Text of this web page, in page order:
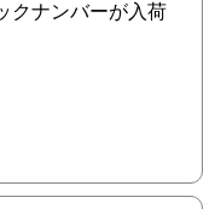
クナンバーが入荷